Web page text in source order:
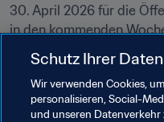
30. April 2026 für die
in den kommenden
ähnliche Zentren eröffnet
Verwandte
Schutz Ihrer Daten
Wir verwenden Cookies,
personalisieren, Social-
und unseren Datenverkehr